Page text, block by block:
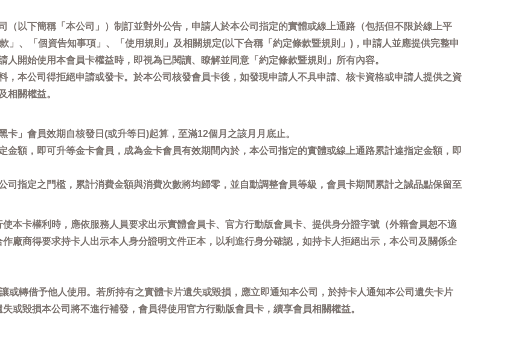
（以下簡稱「本公司」）制訂並對外公告，申請人於本公司指定的實體或線上通路（包括但不限於線上平
」、「個資告知事項」、「使用規則」及相關規定(以下合稱「約定條款暨規則」)，申請人並應提供完整申
開始使用本會員卡權益時，即視為已閱讀、瞭解並同意「約定條款暨規則」所有內容。
，本公司得拒絕申請或發卡。於本公司核發會員卡後，如發現申請人不具申請、核卡資格或申請人提供之資
相關權益。
卡」會員效期自核發日(或升等日)起算，至滿12個月之該月月底止。
金額，即可升等金卡會員，成為金卡會員有效期間內於，本公司指定的實體或線上通路累計達指定金額，即
司指定之門檻，累計消費金額與消費次數將均歸零，並自動調整會員等級，會員卡期間累計之誠品點保留至
本卡權利時，應依服務人員要求出示實體會員卡、官方行動版會員卡、提供身分證字號（外籍會員恕不適
廠商得要求持卡人出示本人身分證明文件正本，以利進行身分確認，如持卡人拒絕出示，本公司及關係企
或轉借予他人使用。若所持有之實體卡片遺失或毀損，應立即通知本公司，於持卡人通知本公司遺失卡片
或毀損本公司將不進行補發，會員得使用官方行動版會員卡，續享會員相關權益。